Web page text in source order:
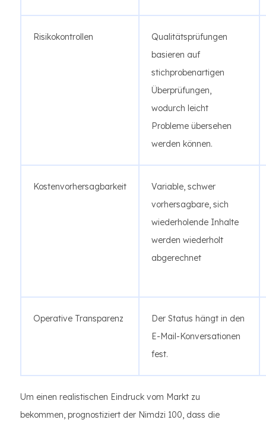
Risikokontrollen
Qualitätsprüfungen
basieren auf
stichprobenartigen
Überprüfungen,
wodurch leicht
Probleme übersehen
werden können.
Kostenvorhersagbarkeit
Variable, schwer
vorhersagbare, sich
wiederholende Inhalte
werden wiederholt
abgerechnet
Operative Transparenz
Der Status hängt in den
E-Mail-Konversationen
fest.
Um einen realistischen Eindruck vom Markt zu
bekommen, prognostiziert der Nimdzi 100, dass die